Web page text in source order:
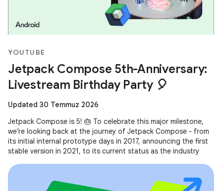
YOUTUBE
Jetpack Compose 5th-Anniversary:
Livestream Birthday Party 🎈
Updated 30 Temmuz 2026
Jetpack Compose is 5! 🎂 To celebrate this major milestone,
we’re looking back at the journey of Jetpack Compose - from
its initial internal prototype days in 2017, announcing the first
stable version in 2021, to its current status as the industry